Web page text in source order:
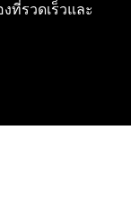
ที่รวดเร็วและ